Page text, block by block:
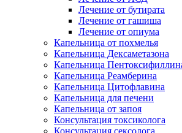
Лечение от бутирата
Лечение от гашиша
Лечение от опиума
Капельница от похмелья
Капельница Дексаметазона
Капельница
Капельница Реамберина
Капельница Цитофлавина
Капельница для печени
Капельница от запоя
Консультация токсиколога
Консультация сексолога